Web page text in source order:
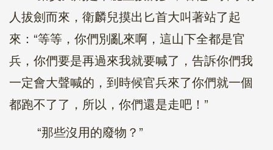
人拔劍而來，衛麟兒摸出匕首大叫著站了起
來：“等等，你們別亂來啊，這山下全都是官
兵，你們要是再過來我就要喊了，告訴你們我
一定會大聲喊的，到時候官兵來了你們就一個
都跑不了了，所以，你們還是走吧！”
“那些沒用的廢物？”